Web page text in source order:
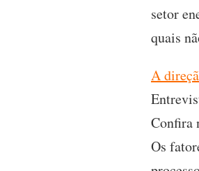
setor
quais
A
Confira
Os